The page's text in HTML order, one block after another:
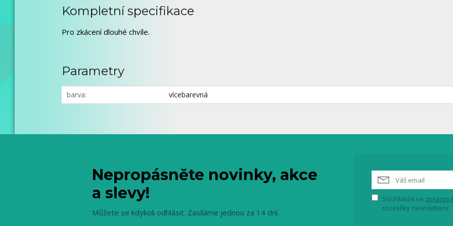
Kompletní specifikace
Pro zkácení dlouhé chvíle.
Parametry
barva vícebarevná
Nepropásněte novinky, akce
a slevy!
Můžete se kdykoli odhlásit. Zasíláme jednou za 14 dní.
Souhlasím se
rozesílky newsletteru.